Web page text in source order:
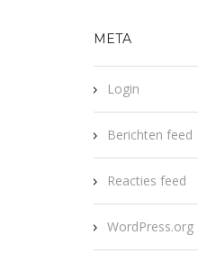
META
Login
Berichten feed
Reacties feed
WordPress.org